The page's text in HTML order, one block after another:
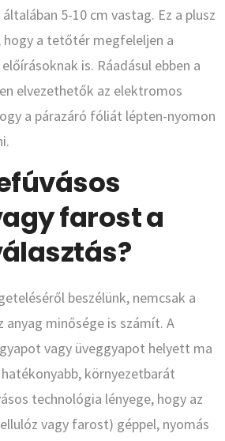
5-10 cm vastag. Ez a plusz
a tetőtér megfeleljen a
is. Ráadásul ebben a
elvezethetők az elektromos
a párazáró fóliát lépten-nyomon
farost a
beszélünk, nemcsak a
anyag minősége is számít. A
vagy üveggyapot helyett ma
környezetbarát
technológia lényege, hogy az
vagy farost) géppel, nyomás